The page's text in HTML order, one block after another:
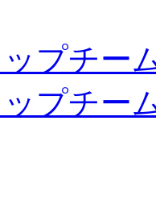
ップチー
ップチー